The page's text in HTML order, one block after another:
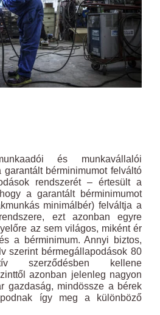
és munkavállalói
garantált bérminimumot felváltó
rendszerét – értesült a
a garantált bérminimumot
minimálbér) felváltja a
ezt azonban egyre
az sem világos, miként ér
a bérminimum. Annyi biztos,
szerint bérmegállapodások 80
szerződésben kellene
azonban jelenleg nagyon
gazdaság, mindössze a bérek
így meg a különböző